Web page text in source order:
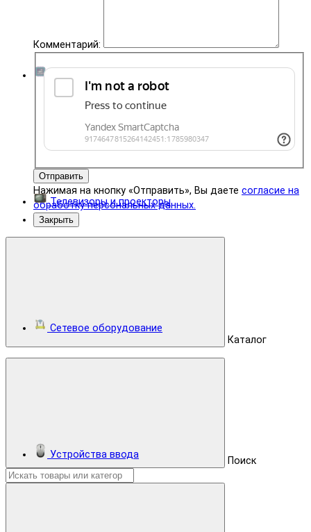
Комментарий:
Отправить
Нажимая на кнопку «Отправить», Вы даете согласие на
обработку персональных данных.
Закрыть
Каталог
Поиск
Комплектующие
Телевизоры и проекторы
Сетевое оборудование
Устройства ввода